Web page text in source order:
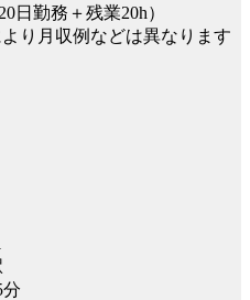
日勤務＋残業20h）
り月収例などは異なります
分